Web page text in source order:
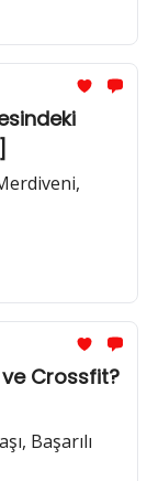
ve Crossfit?
Başarılı